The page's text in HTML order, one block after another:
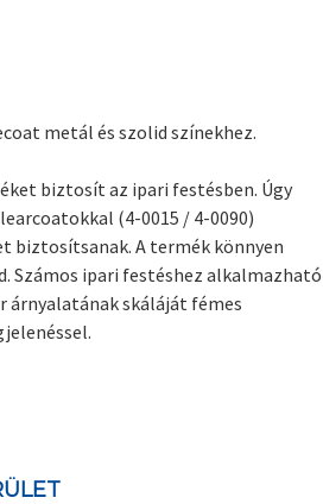
metál és szolid színekhez.
biztosít az ipari festésben. Úgy
(4-0015 / 4-0090)
biztosítsanak. A termék könnyen
Számos ipari festéshez alkalmazható
árnyalatának skáláját fémes